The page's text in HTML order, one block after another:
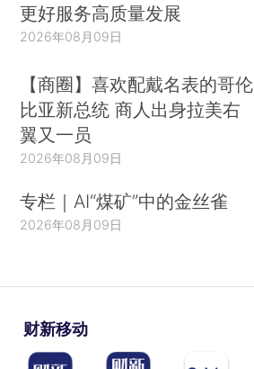
更好服务高质量发展
2026年08月09日
【商圈】喜欢配戴名表的哥伦
比亚新总统 商人出身拉美右
翼又一员
2026年08月09日
专栏｜AI“煤矿”中的金丝雀
2026年08月09日
财新移动